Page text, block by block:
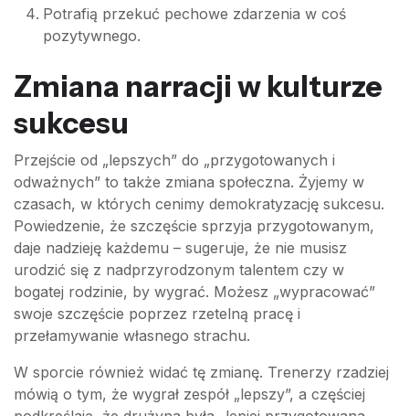
Potrafią przekuć pechowe zdarzenia w coś
pozytywnego.
Zmiana narracji w kulturze
sukcesu
Przejście od „lepszych” do „przygotowanych i
odważnych” to także zmiana społeczna. Żyjemy w
czasach, w których cenimy demokratyzację sukcesu.
Powiedzenie, że szczęście sprzyja przygotowanym,
daje nadzieję każdemu – sugeruje, że nie musisz
urodzić się z nadprzyrodzonym talentem czy w
bogatej rodzinie, by wygrać. Możesz „wypracować”
swoje szczęście poprzez rzetelną pracę i
przełamywanie własnego strachu.
W sporcie również widać tę zmianę. Trenerzy rzadziej
mówią o tym, że wygrał zespół „lepszy”, a częściej